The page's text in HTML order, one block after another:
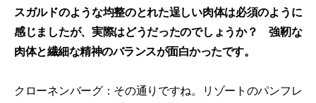
スガルドのような均整のとれた逞しい肉体は必須のように
感じましたが、実際はどうだったのでしょうか？ 強靭な
肉体と繊細な精神のバランスが面白かったです。
クローネンバーグ：その通りですね。リゾートのパンフレ